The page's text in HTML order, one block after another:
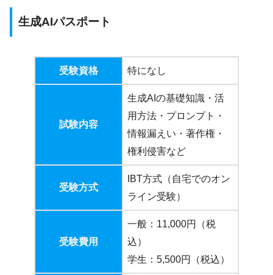
生成AIパスポート
受験資格 特になし
試験内容
生成AIの基礎知識・活
用方法・プロンプト・
情報漏えい・著作権・
権利侵害など
受験方式
IBT方式（自宅でのオン
ライン受験）
受験費用
一般：11,000円（税
込）
学生：5,500円（税込）